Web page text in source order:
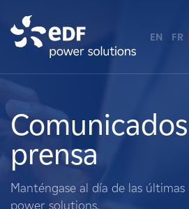
Sobre nosotros
Qué hacemos
Terratenientes
EN FR
prensa
Manténgase al día de las últimas
power solutions.